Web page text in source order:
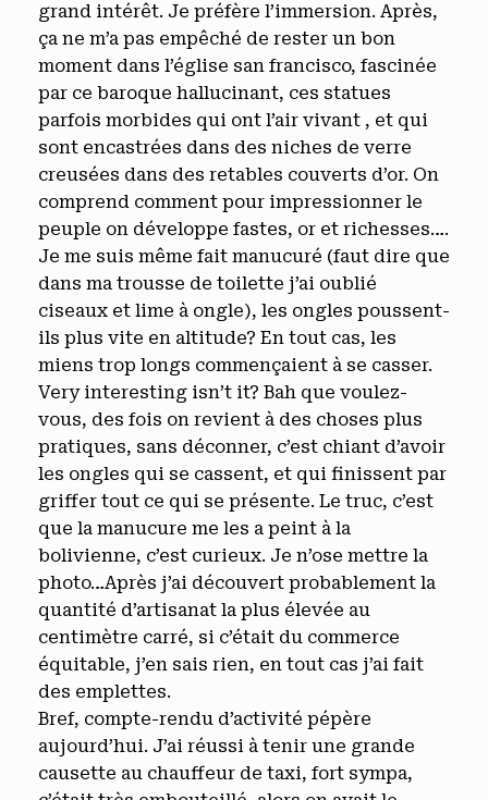
grand intérêt. Je préfère l’immersion. Après,
ça ne m’a pas empêché de rester un bon
moment dans l’église san francisco, fascinée
par ce baroque hallucinant, ces statues
parfois morbides qui ont l’air vivant , et qui
sont encastrées dans des niches de verre
creusées dans des retables couverts d’or. On
comprend comment pour impressionner le
peuple on développe fastes, or et richesses….
Je me suis même fait manucuré (faut dire que
dans ma trousse de toilette j’ai oublié
ciseaux et lime à ongle), les ongles poussent-
ils plus vite en altitude? En tout cas, les
miens trop longs commençaient à se casser.
Very interesting isn’t it? Bah que voulez-
vous, des fois on revient à des choses plus
pratiques, sans déconner, c’est chiant d’avoir
les ongles qui se cassent, et qui finissent par
griffer tout ce qui se présente. Le truc, c’est
que la manucure me les a peint à la
bolivienne, c’est curieux. Je n’ose mettre la
photo…Après j’ai découvert probablement la
quantité d’artisanat la plus élevée au
centimètre carré, si c’était du commerce
équitable, j’en sais rien, en tout cas j’ai fait
des emplettes.
Bref, compte-rendu d’activité pépère
aujourd’hui. J’ai réussi à tenir une grande
causette au chauffeur de taxi, fort sympa,